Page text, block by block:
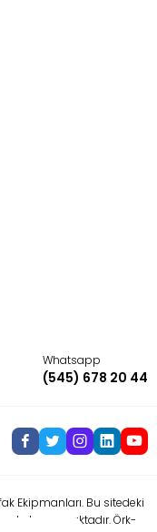
Whatsapp
(545) 678 20 44
Ekipmanları. Bu sitedeki
korunmaktadır. Örk-